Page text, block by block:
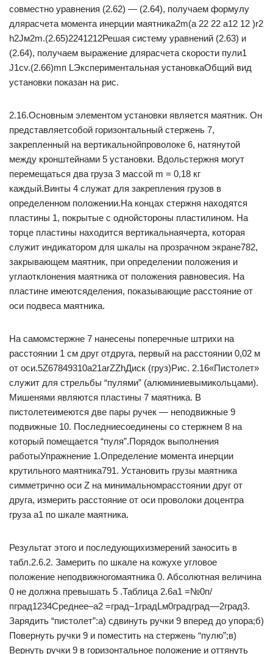
совместно уравнения (2.62) — (2.64), получаем формулу
длярасчета момента инерции маятника2m(a 22 22 a12 12 )r2
h2Jм2m.(2.65)2241212Решая систему уравнений (2.63) и
(2.64), получаем выражение длярасчета скорости пули1
J1cv.(2.66)mп LЭкспериментальная установкаОбщий вид
установки показан на рис.
2.16.Основным элементом установки является маятник. Он
представляетсобой горизонтальный стержень 7,
закрепленный на вертикальнойпроволоке 6, натянутой
между кронштейнами 5 установки. Вдольстержня могут
перемещаться два груза 3 массой m = 0,18 кг
каждый.Винты 4 служат для закрепления грузов в
определенном положении.На концах стержня находятся
пластины 1, покрытые с однойстороны пластилином. На
торце пластины находится вертикальнаячерта, которая
служит индикатором для шкалы на прозрачном экране782,
закрывающем маятник, при определении положения и
углаотклонения маятника от положения равновесия. На
пластине имеютсяделения, показывающие расстояние от
оси подвеса маятника.
На самомстержне 7 нанесены поперечные штрихи на
расстоянии 1 см друг отдруга, первый на расстоянии 0,02 м
от оси.5Z67849310a21arZZhДиск (груз)Рис. 2.16«Пистолет»
служит для стрельбы “пулями” (алюминиевымикольцами).
Мишенями являются пластины 7 маятника. В
пистолетеимеются две пары ручек — неподвижные 9
подвижные 10. Последниесоединены со стержнем 8 на
который помещается “пуля”.Порядок выполнения
работыУпражнение 1.Определение момента инерции
крутильного маятника791. Установить грузы маятника
симметрично оси Z на минимальномрасстоянии друг от
друга, измерить расстояние от оси проволоки доцентра
груза а1 по шкале маятника.
Результат этого и последующихизмерений заносить в
табл.2.6.2. Замерить по шкале на кожухе угловое
положение неподвижногомаятника 0. Абсолютная величина
0 не должна превышать 5 .Таблица 2.6а1 =№0п/
пград1234Среднее–а2 =град–1градLм0градград––2град3.
Зарядить “пистолет”:а) сдвинуть ручки 9 вперед до упора;б)
Повернуть ручки 9 и поместить на стержень “пулю”;в)
Вернуть ручки 9 в горизонтальное положение и оттянуть